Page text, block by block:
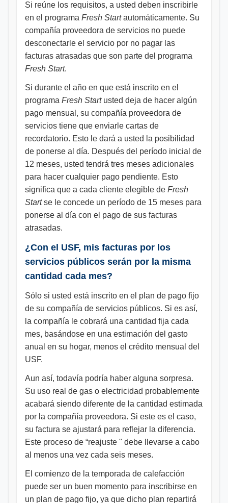
Si reúne los requisitos, a usted deben inscribirle
en el programa Fresh Startautomáticamente. Su
compañía proveedora de servicios no puede
desconectarle el servicio por no pagar las
facturas atrasadas que son parte del programa
Fresh Start.
Si durante el año en que está inscrito en el
programa Fresh Startusted deja de hacer algún
pago mensual, su compañía proveedora de
servicios tiene que enviarle cartas de
recordatorio. Esto le dará a usted la posibilidad
de ponerse al día. Después del período inicial de
12 meses, usted tendrá tres meses adicionales
para hacer cualquier pago pendiente. Esto
significa que a cada cliente elegible de Fresh
Startse le concede un período de 15 meses para
ponerse al día con el pago de sus facturas
atrasadas.
¿Con el USF, mis facturas por los
servicios públicos serán por la misma
cantidad cada mes?
Sólo si usted está inscrito en el plan de pago fijo
de su compañía de servicios públicos. Si es así,
la compañía le cobrará una cantidad fija cada
mes, basándose en una estimación del gasto
anual en su hogar, menos el crédito mensual del
USF.
Aun así, todavía podría haber alguna sorpresa.
Su uso real de gas o electricidad probablemente
acabará siendo diferente de la cantidad estimada
por la compañía proveedora. Si este es el caso,
su factura se ajustará para reflejar la diferencia.
Este proceso de “reajuste " debe llevarse a cabo
al menos una vez cada seis meses.
El comienzo de la temporada de calefacción
puede ser un buen momento para inscribirse en
un plan de pago fijo, ya que dicho plan repartirá